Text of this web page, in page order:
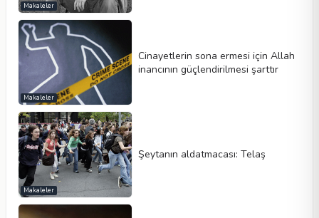
Makaleler
Makaleler
Cinayetlerin sona ermesi için Allah
inancının güçlendirilmesi şarttır
Makaleler
Şeytanın aldatmacası: Telaş